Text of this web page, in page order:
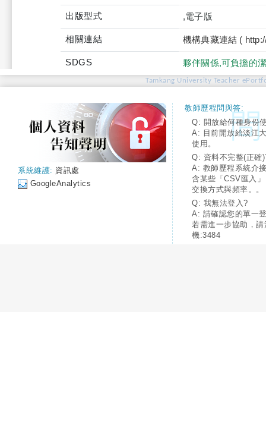
出版型式 ,電子版
相關連結 機構典藏連結 (
SDGS 夥伴關係,可負擔的
Tamkang University Teacher
系統維護: 資訊處
GoogleAnalytics
教師歷程問與答:
Q: 開放給何種身份
A: 目前開放給淡江
使用。
Q: 資料不完整(正確
A: 教師歷程系統介
含某些「CSV匯入
交換方式與頻率。。
Q: 我無法登入?
A: 請確認您的單一
若需進一步協助，
機:3484